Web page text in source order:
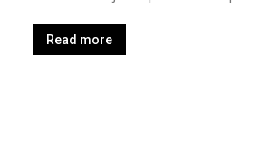
Read more